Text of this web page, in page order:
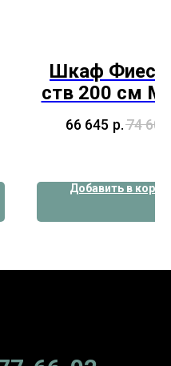
Шкаф
ств 200 см
66 645 р.74 600
Добавить в